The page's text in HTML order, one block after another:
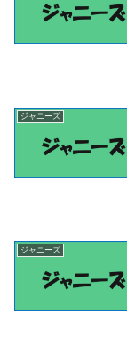
ジャニーズ
ジャニーズ